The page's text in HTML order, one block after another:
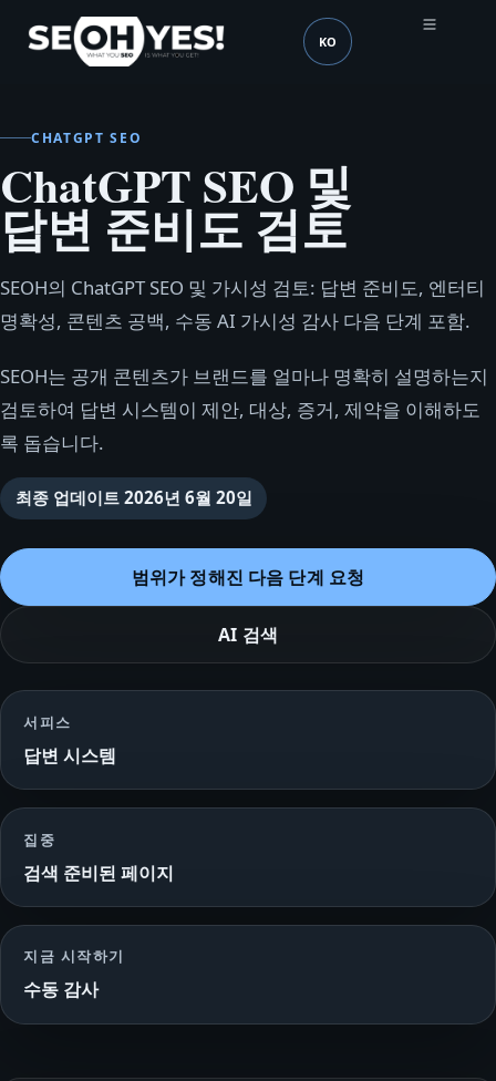
SEOH 언어 (mobile header)
KO
CHATGPT SEO
ChatGPT SEO 및
답변 준비도 검토
SEOH의 ChatGPT SEO 및 가시성 검토: 답변 준비도, 엔터티
명확성, 콘텐츠 공백, 수동 AI 가시성 감사 다음 단계 포함.
SEOH는 공개 콘텐츠가 브랜드를 얼마나 명확히 설명하는지
검토하여 답변 시스템이 제안, 대상, 증거, 제약을 이해하도
록 돕습니다.
최종 업데이트 2026년 6월 20일
범위가 정해진 다음 단계 요청
AI 검색
서피스
답변 시스템
집중
검색 준비된 페이지
지금 시작하기
수동 감사